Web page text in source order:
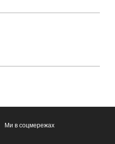
Ми в соцмережах